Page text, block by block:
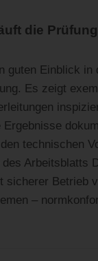
die
guten Einblick in
Es zeigt
technischen
Arbeitsblatts
sicherer Betrieb
–